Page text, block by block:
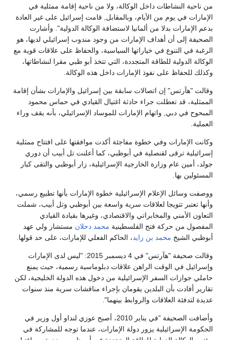
من ناحية النشاطات داخل الوكالة، ولا من ناحية إقامة ممثلية في
الإمارات في يوم من الأيام، وبالمقابل, قامت إسرائيل على غير العادة
بدعم الإمارات بدلا من ألمانيا لاستضافة الوكالة الدولية". وأشارت
الصحيفة إلى أن أهداف الإمارات من وجود مندوب إسرائيلي لديها، هو
الرغبة في التنوع في خياراتها السياسية، والحفاظ على علاقات قوية مع
الوكالة الدولية للطاقة المتجددة، التي تتخذ أبو ظبي مقرا لنشاطاتها،
وكذلك للحفاظ على نفوذ الإمارات داخل هذه الوكالة.
وقالت "هآرتس" إن اتصالات سابقة بين إسرائيل والإمارات بشأن إقامة
الممثلية، قد تعطلت جراء حادثة اغتيال القيادي في حماس محمود
المبحوح في دبي, واتهام الإمارات للموساد الإسرائيلي، بأنه يقف وراء
العملية.
وكانت الإمارات وفي خطوة مفاجئة أكدت موافقتها على افتتاح ممثلية
إسرائيلية ترقى لقنصلية في أبوظبي، كما أعلنت تل أبيب أن دوري
جولد، أمين عام وزارة الخارجية الإسرائيلية، زار أبوظبي والتقى كبار
المسئولين بها.
ووصفت وسائل الإعلام الإسرائيلية خطوة الإمارات بأنها تطبيع رسمي،
وأنها تعتبر تتويجا لعلاقات سرية واسعة بين أبوظبي وتل أبيب، شملت
التعاون الأمني والمخابراتي والاقتصادي، وغيرها بقيادة القيادي
المفصول من حركة فتح الفلسطينية محمد دحلان مستشار ولي عهد
أبوظبي الشيخ محمد بن زايد، الحاكم الفعلي للإمارات، على حد قولها.
وقالت صحيفة "هآرتس" في 4 ديسمبر 2015: "ليس لدى الإمارات
وإسرائيل في الوقت الراهن علاقات دبلوماسية رسمية، حيث يمنع
حاملي جوازات السفر الإسرائيلية من دخول هذه الدولة الخليجية، لكن
تقارير أفادت بأن البلدين يقومان بإجراء مناقشات سرية منذ سنوات
عديدة لتدفئة العلاقات والروابط بينهما".
وأضافت الصحيفة "في يناير 2010، أصبح عوزي لنداو أول وزير في
الحكومة الإسرائيلية يزور دولة الإمارات، عندما توجه للمشاركة في